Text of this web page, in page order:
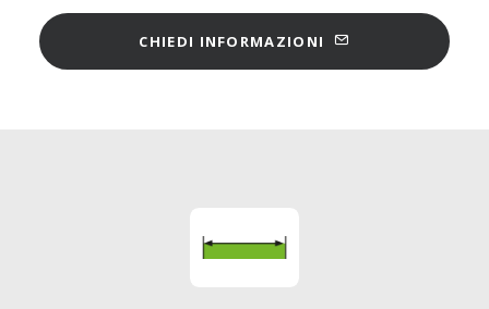
CHIEDI INFORMAZIONI